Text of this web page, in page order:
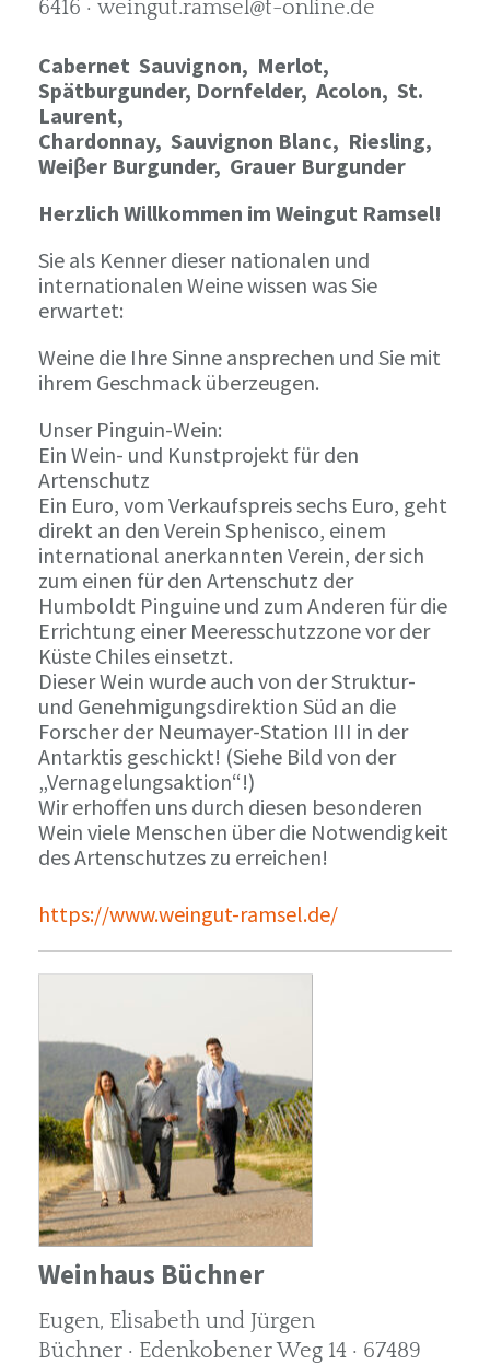
6416 · weingut.ramsel@t-online.de
Cabernet Sauvignon, Merlot,
Spätburgunder, Dornfelder, Acolon, St.
Laurent,
Chardonnay, Sauvignon Blanc, Riesling,
Weiβer Burgunder, Grauer Burgunder
Herzlich Willkommen im Weingut Ramsel!
Sie als Kenner dieser nationalen und
internationalen Weine wissen was Sie
erwartet:
Weine die Ihre Sinne ansprechen und Sie mit
ihrem Geschmack überzeugen.
Unser Pinguin-Wein:
Ein Wein- und Kunstprojekt für den
Artenschutz
Ein Euro, vom Verkaufspreis sechs Euro, geht
direkt an den Verein Sphenisco, einem
international anerkannten Verein, der sich
zum einen für den Artenschutz der
Humboldt Pinguine und zum Anderen für die
Errichtung einer Meeresschutzzone vor der
Küste Chiles einsetzt.
Dieser Wein wurde auch von der Struktur-
und Genehmigungsdirektion Süd an die
Forscher der Neumayer-Station III in der
Antarktis geschickt! (Siehe Bild von der
„Vernagelungsaktion“!)
Wir erhoffen uns durch diesen besonderen
Wein viele Menschen über die Notwendigkeit
des Artenschutzes zu erreichen!
https://www.weingut-ramsel.de/
Weinhaus Büchner
Eugen, Elisabeth und Jürgen
Büchner · Edenkobener Weg 14 · 67489